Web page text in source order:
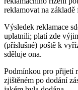
reklamovat na
Výsledek reklamace
uplatnili; platí zde
(příslušné) poště k
sděluje ona.
Podmínkou pro přijetí
zjištěném po dodání